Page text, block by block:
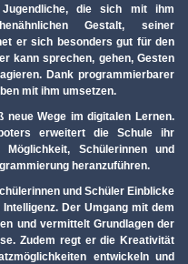
die sich mit ihm
Gestalt, seiner
er sich besonders gut für den
kann sprechen, gehen, Gesten
Dank programmierbarer
mit ihm umsetzen.
neue Wege im digitalen Lernen.
erweitert die Schule ihr
Schülerinnen und
heranzuführen.
und Schüler Einblicke
Der Umgang mit dem
und vermittelt Grundlagen der
Zudem regt er die Kreativität
entwickeln und